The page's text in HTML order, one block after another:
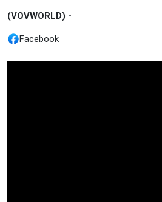
(VOVWORLD) -
Facebook